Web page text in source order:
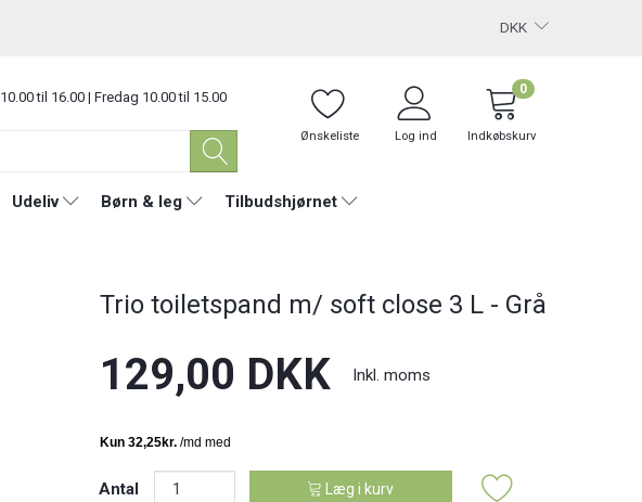
DKK
10.00 til 16.00 | Fredag 10.00 til 15.00
Ønskeliste Log ind Indkøbskurv
0
Udeliv Børn & leg Tilbudshjørnet
Trio toiletspand m/ soft close 3 L - Grå
129,00 DKK Inkl. moms
Antal Læg i kurv